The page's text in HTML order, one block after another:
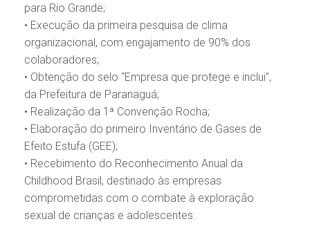
para Rio Grande;
• Execução da primeira pesquisa de clima
organizacional, com engajamento de 90% dos
colaboradores;
• Obtenção do selo “Empresa que protege e inclui”,
da Prefeitura de Paranaguá;
• Realização da 1ª Convenção Rocha;
• Elaboração do primeiro Inventário de Gases de
Efeito Estufa (GEE);
• Recebimento do Reconhecimento Anual da
Childhood Brasil, destinado às empresas
comprometidas com o combate à exploração
sexual de crianças e adolescentes.